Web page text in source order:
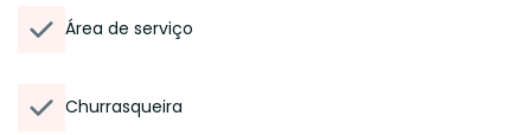
Área de serviço
Churrasqueira